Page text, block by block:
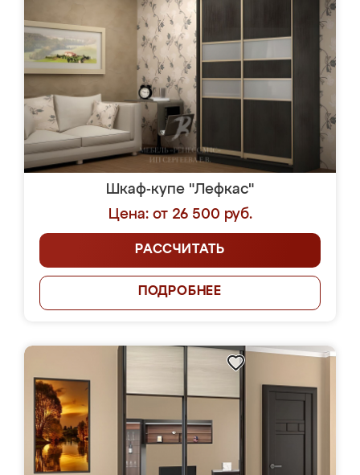
Шкаф-купе "Лефкас"
Цена: от 26 500 руб.
РАССЧИТАТЬ
ПОДРОБНЕЕ